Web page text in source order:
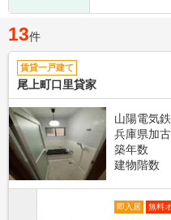
13件
賃貸一戸建て
尾上町口里貸家
山陽電気
兵庫県加
築年数
建物階数
即入居 無料